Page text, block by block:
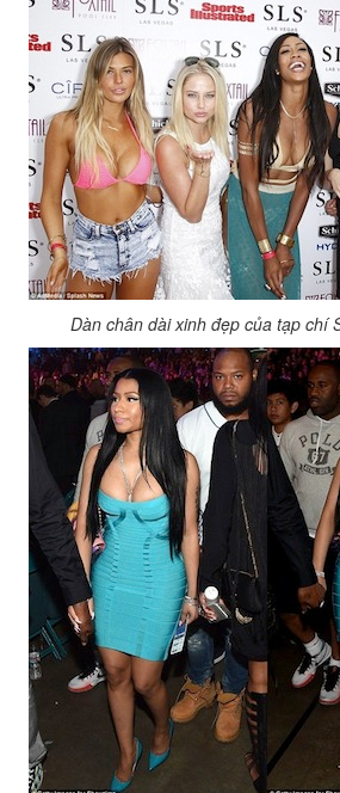
Dàn chân dài xinh đẹp của tạp chí